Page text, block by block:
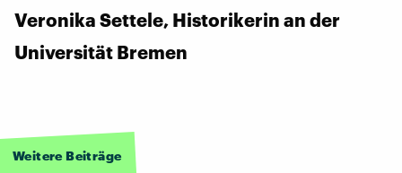
Veronika Settele, Historikerin an der
Universität Bremen
Weitere Beiträge